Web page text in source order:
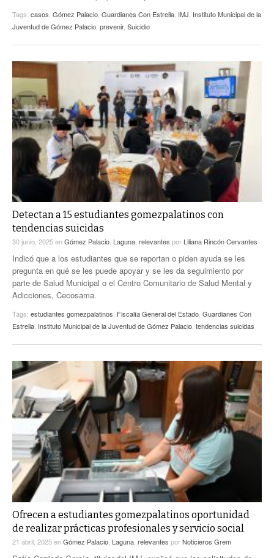
Tags: casos Gómez Palacio Guardianes Con Estrella IMJ Instituto Municipal de la
Juventud de Gómez Palacio prevenir, Suicidio
Detectan a 15 estudiantes gomezpalatinos con
tendencias suicidas
30 junio, 2025enGómez Palacio, Laguna, relevantes por Liliana Rincón Cervantes
Indicó que a los estudiantes que se reportan o piden ayuda se les
pregunta en qué se les puede apoyar y se les da seguimiento por
parte de Salud Municipal o el Centro Comunitario de Salud Mental y
Adicciones, Cecosama.
Tags: estudiantes gomezpalatinos, Fiscalía General del Estado, Guardianes Con
Estrella, Instituto Municipal de la Juventud de Gómez Palacio, tendencias suicidas
Ofrecen a estudiantes gomezpalatinos oportunidad
de realizar prácticas profesionales y servicio social
21 abril, 2025enGómez Palacio Laguna relevantes porNoticieros Grem